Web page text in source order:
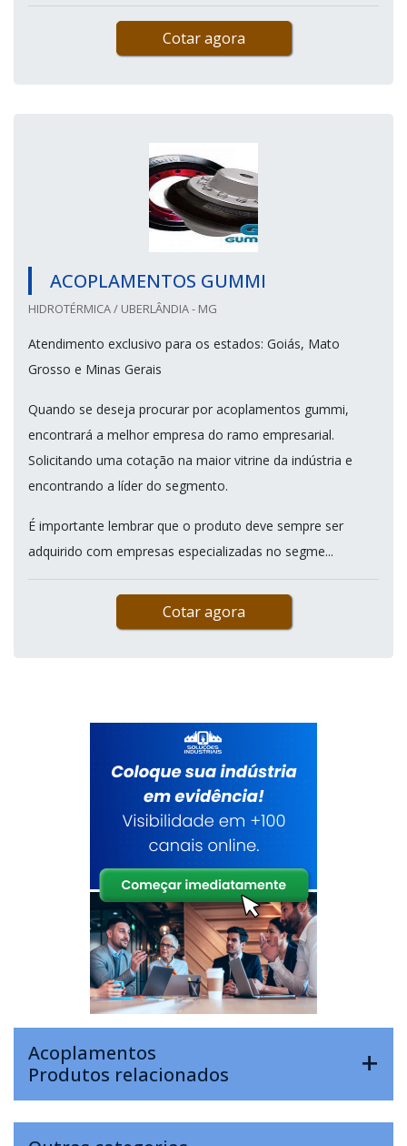
Cotar agora
ACOPLAMENTOS GUMMI
HIDROTÉRMICA / UBERLÂNDIA - MG
Atendimento exclusivo para os estados: Goiás, Mato
Grosso e Minas Gerais
Quando se deseja procurar por acoplamentos gummi,
encontrará a melhor empresa do ramo empresarial.
Solicitando uma cotação na maior vitrine da indústria e
encontrando a líder do segmento.
É importante lembrar que o produto deve sempre ser
adquirido com empresas especializadas no segme...
Cotar agora
Acoplamentos
Produtos relacionados